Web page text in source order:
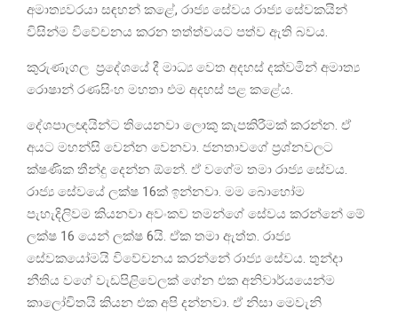
අමාත්‍යවරයා සඳහන් කළේ, රාජ්‍ය සේවය රාජ්‍ය සේවකයින්
විසින්ම විවේචනය කරන තත්ත්වයට පත්ව ඇති බවය.
කුරුණෑගල ප්‍රදේශයේ දී මාධ්‍ය වෙත අදහස් දක්වමින් අමාත්‍ය
රොෂාන් රණසිංහ මහතා එම අදහස් පළ කළේය.
දේශපාලඥයින්ට තියෙනවා ලොකු කැපකිරීමක් කරන්න. ඒ
අයට මහන්සි වෙන්න වෙනවා. ජනතාවගේ ප්‍රශ්නවලට
ක්ෂණික තීන්දු දෙන්න ඕනේ. ඒ වගේම තමා රාජ්‍ය සේවය.
රාජ්‍ය සේවයේ ලක්ෂ 16ක් ඉන්නවා. මම බොහෝම
පැහැදිලිවම කියනවා අවංකව තමන්ගේ සේවය කරන්නේ මේ
ලක්ෂ 16 යෙන් ලක්ෂ 6යි. ඒක තමා ඇත්ත. රාජ්‍ය
සේවකයෝමයි විවේචනය කරන්නේ රාජ්‍ය සේවය. තුන්දා
නීතිය වගේ වැඩපිළිවෙලක් ගේන එක අනිවාර්යයෙන්ම
කාලෝචිතයි කියන එක අපි දන්නවා. ඒ නිසා මෙවැනි